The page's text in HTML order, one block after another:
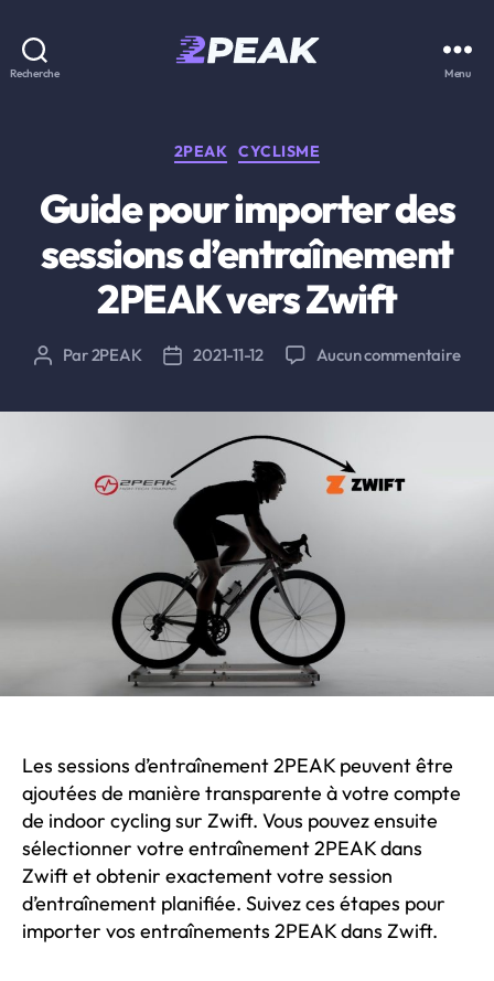
Recherche Menu
Catégories
2PEAK CYCLISME
Guide pour importer des
sessions d’entraînement
2PEAK vers Zwift
Auteur
Par2PEAK
Date2021-11-12 Aucun commentairesur
Les sessions d’entraînement 2PEAK peuvent être
ajoutées de manière transparente à votre compte
de indoor cycling sur Zwift. Vous pouvez ensuite
sélectionner votre entraînement 2PEAK dans
Zwift et obtenir exactement votre session
d’entraînement planifiée. Suivez ces étapes pour
importer vos entraînements 2PEAK dans Zwift.